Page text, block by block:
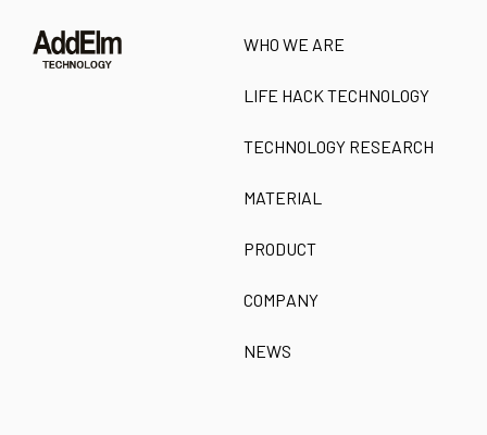
WHO WE ARE
LIFE HACK TECHNOLOGY
TECHNOLOGY RESEARCH
MATERIAL
PRODUCT
COMPANY
NEWS